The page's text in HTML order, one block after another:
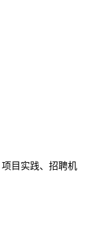
目实践、招聘机